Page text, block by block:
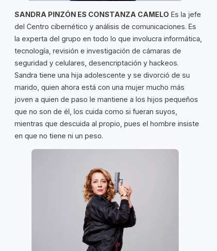
SANDRA PINZÓN ES CONSTANZA CAMELO Es la jefe
del Centro cibernético y análisis de comunicaciones. Es
la experta del grupo en todo lo que involucra informática,
tecnología, revisión e investigación de cámaras de
seguridad y celulares, desencriptación y hackeos.
Sandra tiene una hija adolescente y se divorció de su
marido, quien ahora está con una mujer mucho más
joven a quien de paso le mantiene a los hijos pequeños
que no son de él, los cuida como si fueran suyos,
mientras que descuida al propio, pues el hombre insiste
en que no tiene ni un peso.